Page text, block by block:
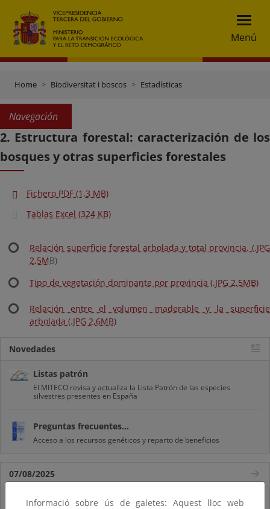
Menú
Home Biodiversitat i boscos Estadísticas
Navegación
2. Estructura forestal: caracterización de los
bosques y otras superficies forestales
Fichero PDF (1,3 MB)
Tablas Excel (324 KB)
Relación superficie forestal arbolada y total provincia. (.JPG
2,5MB)
Tipo de vegetación dominante por provincia (.JPG 2,5MB)
Relación entre el volumen maderable y la superficie
arbolada (.JPG 2,6MB)
Novedades
Listas patrón
El MITECO revisa y actualiza la Lista Patrón de las especies
silvestres presentes en España
Preguntas frecuentes...
Acceso a los recursos genéticos y reparto de beneficios
07/08/2025
El censo de aves del Parque Nacional de las Tablas bate récords históricos
Informació sobre ús de galetes: Aquest lloc web